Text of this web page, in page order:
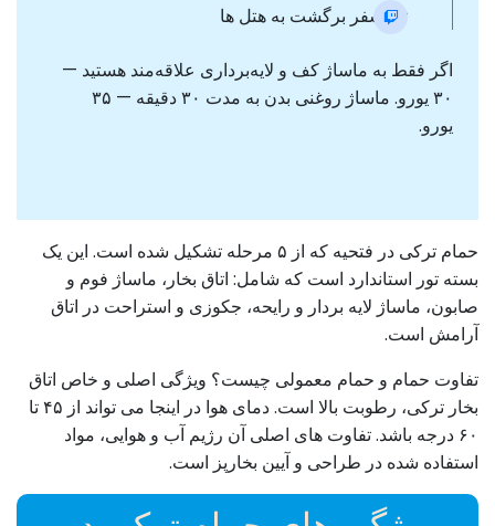
ترانسفر برگشت به هتل ها
اگر فقط به ماساژ کف و لایه‌برداری علاقه‌مند هستید —
۳۰ یورو. ماساژ روغنی بدن به مدت ۳۰ دقیقه — ۳۵
یورو.
حمام ترکی در فتحیه که از ۵ مرحله تشکیل شده است. این یک
بسته تور استاندارد است که شامل: اتاق بخار، ماساژ فوم و
صابون، ماساژ لایه بردار و رایحه، جکوزی و استراحت در اتاق
آرامش است.
تفاوت حمام و حمام معمولی چیست؟ ویژگی اصلی و خاص اتاق
بخار ترکی، رطوبت بالا است. دمای هوا در اینجا می تواند از ۴۵ تا
۶۰ درجه باشد. تفاوت های اصلی آن رژیم آب و هوایی، مواد
استفاده شده در طراحی و آیین بخارپز است.